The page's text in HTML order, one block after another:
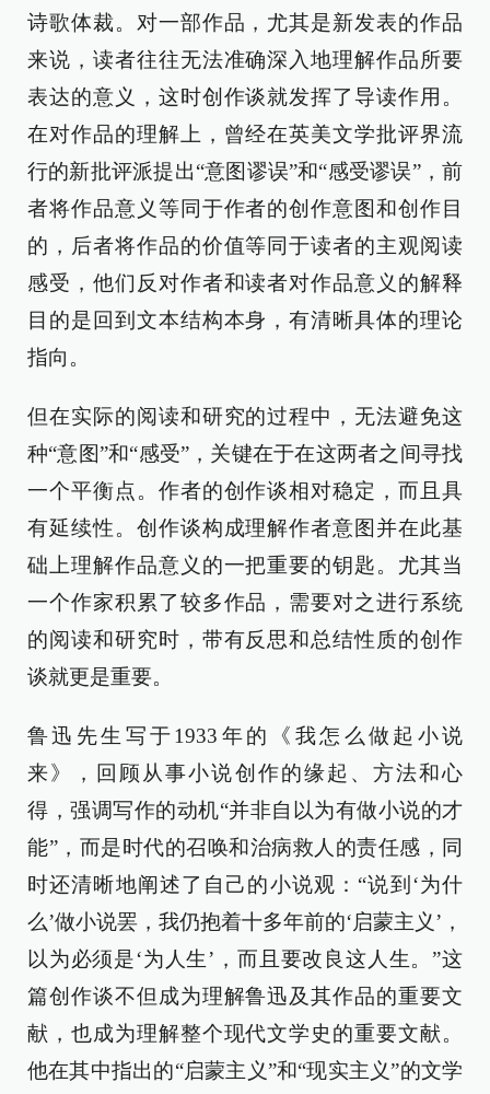
诗歌体裁。对一部作品，尤其是新发表的作品
来说，读者往往无法准确深入地理解作品所要
表达的意义，这时创作谈就发挥了导读作用。
在对作品的理解上，曾经在英美文学批评界流
行的新批评派提出“意图谬误”和“感受谬误”，前
者将作品意义等同于作者的创作意图和创作目
的，后者将作品的价值等同于读者的主观阅读
感受，他们反对作者和读者对作品意义的解释
目的是回到文本结构本身，有清晰具体的理论
指向。
但在实际的阅读和研究的过程中，无法避免这
种“意图”和“感受”，关键在于在这两者之间寻找
一个平衡点。作者的创作谈相对稳定，而且具
有延续性。创作谈构成理解作者意图并在此基
础上理解作品意义的一把重要的钥匙。尤其当
一个作家积累了较多作品，需要对之进行系统
的阅读和研究时，带有反思和总结性质的创作
谈就更是重要。
鲁迅先生写于1933年的《我怎么做起小说
来》，回顾从事小说创作的缘起、方法和心
得，强调写作的动机“并非自以为有做小说的才
能”，而是时代的召唤和治病救人的责任感，同
时还清晰地阐述了自己的小说观：“说到‘为什
么’做小说罢，我仍抱着十多年前的‘启蒙主义’，
以为必须是‘为人生’，而且要改良这人生。”这
篇创作谈不但成为理解鲁迅及其作品的重要文
献，也成为理解整个现代文学史的重要文献。
他在其中指出的“启蒙主义”和“现实主义”的文学